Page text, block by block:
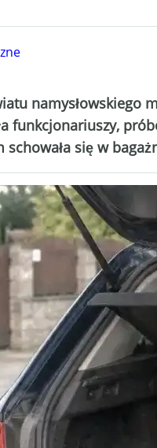
namysłowskiego
funkcjonariuszy,
się w